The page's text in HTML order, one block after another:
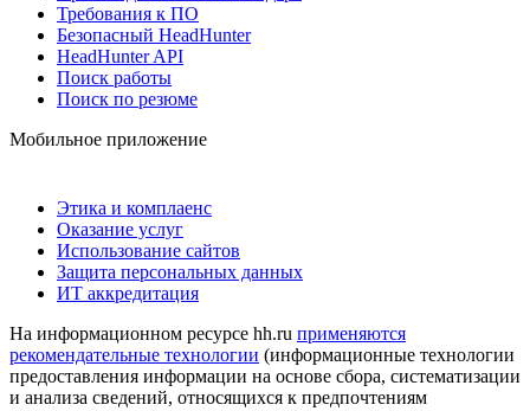
Требования к ПО
Безопасный HeadHunter
HeadHunter API
Поиск работы
Поиск по резюме
Мобильное приложение
Этика и комплаенс
Оказание услуг
Использование сайтов
Защита персональных данных
ИТ аккредитация
На информационном ресурсе hh.ru применяются
рекомендательные технологии (информационные технологии
предоставления информации на основе сбора, систематизации
и анализа сведений, относящихся к предпочтениям